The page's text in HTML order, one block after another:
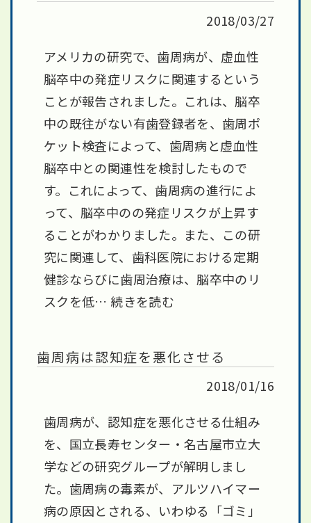
2018/03/27
アメリカの研究で、歯周病が、虚血性
脳卒中の発症リスクに関連するという
ことが報告されました。これは、脳卒
中の既往がない有歯登録者を、歯周ポ
ケット検査によって、歯周病と虚血性
脳卒中との関連性を検討したもので
す。これによって、歯周病の進行によ
って、脳卒中のの発症リスクが上昇す
ることがわかりました。また、この研
究に関連して、歯科医院における定期
健診ならびに歯周治療は、脳卒中のリ
スクを低… 続きを読む
歯周病は認知症を悪化させる
2018/01/16
歯周病が、認知症を悪化させる仕組み
を、国立長寿センター・名古屋市立大
学などの研究グループが解明しまし
た。歯周病の毒素が、アルツハイマー
病の原因とされる、いわゆる「ゴミ」